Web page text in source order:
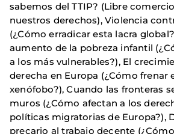
sabemos del TTIP? (Libre
nuestros derechos), Violencia
(¿Cómo erradicar esta lacra
aumento de la pobreza infantil
a los más vulnerables?), El
derecha en Europa (¿Cómo frenar
xenófobo?), Cuando las fronteras
muros (¿Cómo afectan a los
políticas migratorias de Europa?),
precario al trabajo decente